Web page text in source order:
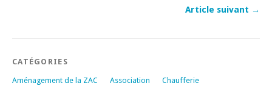
Article suivant →
CATÉGORIES
Aménagement de la ZAC Association
Chaufferie